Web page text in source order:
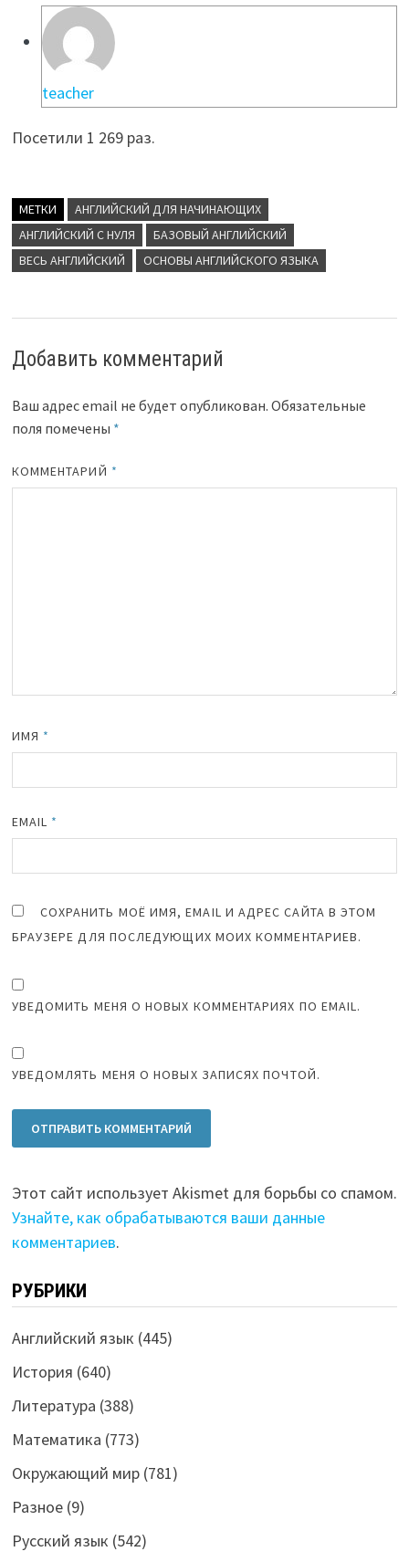
teacher
Посетили 1 269 раз.
МЕТКИ
АНГЛИЙСКИЙ ДЛЯ НАЧИНАЮЩИХ
АНГЛИЙСКИЙ С НУЛЯ
БАЗОВЫЙ АНГЛИЙСКИЙ
ВЕСЬ АНГЛИЙСКИЙ
ОСНОВЫ АНГЛИЙСКОГО ЯЗЫКА
Добавить комментарий
Ваш адрес email не будет опубликован. Обязательные
поля помечены *
КОММЕНТАРИЙ *
ИМЯ *
EMAIL *
СОХРАНИТЬ МОЁ ИМЯ, EMAIL И АДРЕС САЙТА В ЭТОМ
БРАУЗЕРЕ ДЛЯ ПОСЛЕДУЮЩИХ МОИХ КОММЕНТАРИЕВ.
УВЕДОМИТЬ МЕНЯ О НОВЫХ КОММЕНТАРИЯХ ПО EMAIL.
УВЕДОМЛЯТЬ МЕНЯ О НОВЫХ ЗАПИСЯХ ПОЧТОЙ.
Этот сайт использует Akismet для борьбы со спамом.
Узнайте, как обрабатываются ваши данные
комментариев.
РУБРИКИ
Английский язык (445)
История (640)
Литература (388)
Математика (773)
Окружающий мир(781)
Разное(9)
Русский язык (542)